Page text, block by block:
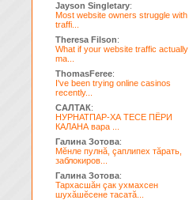
Jayson Singletary:
Most website owners struggle with
traffi...
Theresa Filson:
What if your website traffic actually
ma...
ThomasFeree:
I've been trying online casinos
recently...
САЛТАК:
НУРНАТПАР-ХА ТЕСЕ ПЁРИ
КАЛАНА вара ...
Галина Зотова:
Мĕнле пулнă, çаплипех тăрать,
заблокиров...
Галина Зотова:
Тархасшăн çак ухмахсен
шухăшĕсене тасатă...